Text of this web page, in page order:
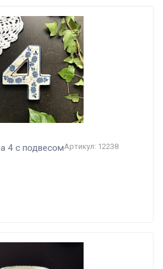
4 с подвесомАртикул: 12238